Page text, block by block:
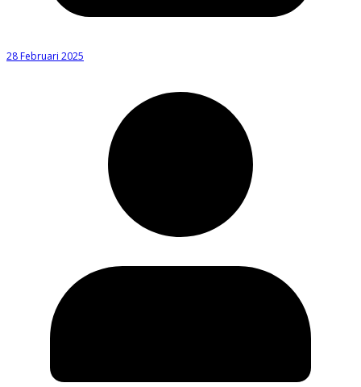
28 Februari 2025